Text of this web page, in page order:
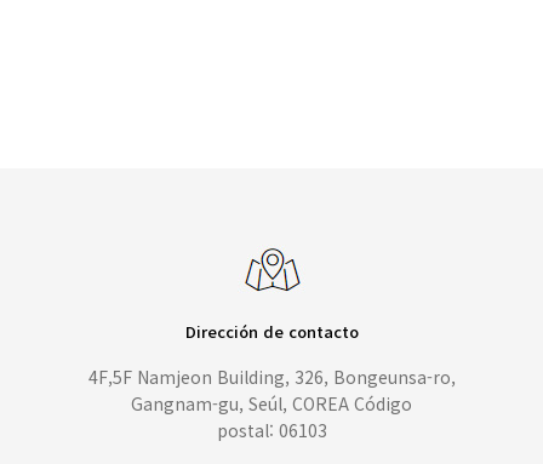
Dirección de contacto
4F,5F Namjeon Building, 326, Bongeunsa-ro,
Gangnam-gu, Seúl, COREA Código
postal: 06103